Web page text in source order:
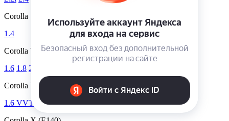
Corolla
1.4
Corolla Verso
1.6 1.8 2.0 D
Corolla Verso II
1.6 VVT-i
1.8 VVT-i 2.0 D-4D 2.2 D-4D 2.2 D-CAT